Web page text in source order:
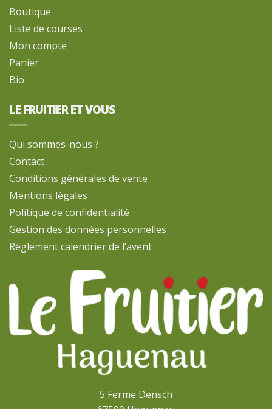
Boutique
Liste de courses
Mon compte
Panier
Bio
LE FRUITIER ET VOUS
Qui sommes-nous ?
Contact
Conditions générales de vente
Mentions légales
Politique de confidentialité
Gestion des données personnelles
Règlement calendrier de l’avent
5 Ferme Densch